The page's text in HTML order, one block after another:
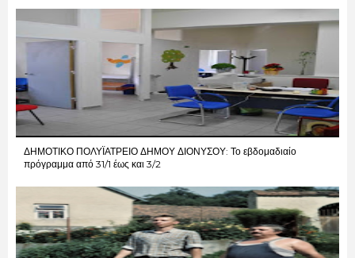
ΔΗΜΟΤΙΚΟ ΠΟΛΥΪΑΤΡΕΙΟ ΔΗΜΟΥ ΔΙΟΝΥΣΟΥ: Το εβδομαδιαίο
πρόγραμμα από 31/1 έως και 3/2